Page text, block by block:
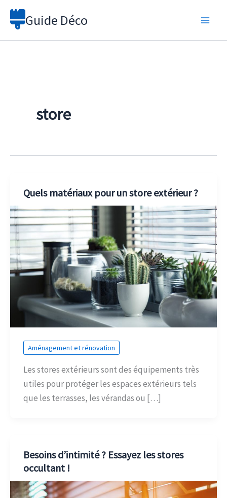
Aller
Guide Déco
store
Quels matériaux pour un store extérieur ?
Aménagement et rénovation
Les stores extérieurs sont des équipements très
utiles pour protéger les espaces extérieurs tels
que les terrasses, les vérandas ou […]
Besoins d’intimité ? Essayez les stores
occultant !